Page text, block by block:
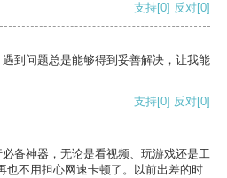
支持[0] 反对[0]
到问题总是能够得到妥善解决，让我能
支持[0] 反对[0]
备神器，无论是看视频、玩游戏还是工
也不用担心网速卡顿了。以前出差的时